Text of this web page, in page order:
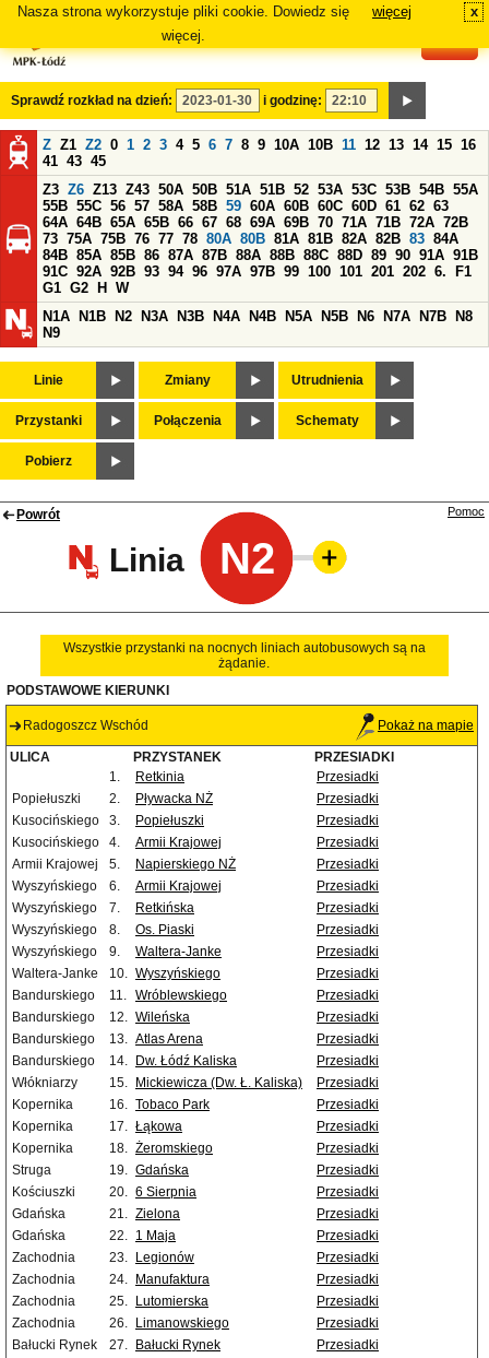
Nasza strona wykorzystuje pliki cookie. Dowiedz się
więcej.
więcej x
Sprawdź rozkład na dzień: i godzinę:
Z Z1 Z2 0 1 2 3 4 5 6 7 8 9 10A 10B 11 12 13 14 15 16
41 43 45
Z3 Z6 Z13 Z43 50A 50B 51A 51B 52 53A 53C 53B 54B 55A
55B 55C 56 57 58A 58B 59 60A 60B 60C 60D 61 62 63
64A 64B 65A 65B 66 67 68 69A 69B 70 71A 71B 72A 72B
73 75A 75B 76 77 78 80A 80B 81A 81B 82A 82B 83 84A
84B 85A 85B 86 87A 87B 88A 88B 88C 88D 89 90 91A 91B
91C 92A 92B 93 94 96 97A 97B 99 100 101 201 202 6.
F1
G1 G2 H
W
N1A
N1B N2 N3A N3B N4A N4B N5A N5B N6 N7A N7B
N8
N9
Linie Zmiany Utrudnienia
Przystanki Połączenia Schematy
Pobierz
Powrót
Linia N2
Pomoc
Wszystkie przystanki na nocnych liniach autobusowych są na
żądanie.
PODSTAWOWE KIERUNKI
Radogoszcz Wschód Pokaż na mapie
ULICA PRZYSTANEK
PRZESIADKI
1.
Retkinia
Przesiadki
Popiełuszki
2. Pływacka NŻ
Przesiadki
Kusocińskiego
3. Popiełuszki
Przesiadki
Kusocińskiego
4. Armii Krajowej
Przesiadki
Armii Krajowej
5. Napierskiego NŻ
Przesiadki
Wyszyńskiego
6. Armii Krajowej
Przesiadki
Wyszyńskiego
7. Retkińska
Przesiadki
Wyszyńskiego
8. Os. Piaski
Przesiadki
Wyszyńskiego
9. Waltera-Janke
Przesiadki
Waltera-Janke
10. Wyszyńskiego
Przesiadki
Bandurskiego
11. Wróblewskiego
Przesiadki
Bandurskiego
12. Wileńska
Przesiadki
Bandurskiego
13. Atlas Arena
Przesiadki
Bandurskiego
14. Dw. Łódź Kaliska
Przesiadki
Włókniarzy
15. Mickiewicza (Dw. Ł. Kaliska)
Przesiadki
Kopernika
16. Tobaco Park
Przesiadki
Kopernika
17. Łąkowa
Przesiadki
Kopernika
18. Żeromskiego
Przesiadki
Struga
19. Gdańska
Przesiadki
Kościuszki
20. 6 Sierpnia
Przesiadki
Gdańska
21. Zielona
Przesiadki
Gdańska
22. 1 Maja
Przesiadki
Zachodnia
23. Legionów
Przesiadki
Zachodnia
24. Manufaktura
Przesiadki
Zachodnia
25. Lutomierska
Przesiadki
Zachodnia
26. Limanowskiego
Przesiadki
Bałucki Rynek
27. Bałucki Rynek
Przesiadki